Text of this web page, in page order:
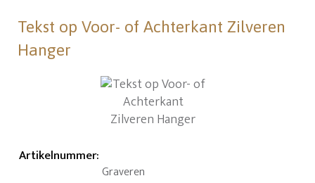
Tekst op Voor- of Achterkant Zilveren
Hanger
Artikelnummer:
Graveren